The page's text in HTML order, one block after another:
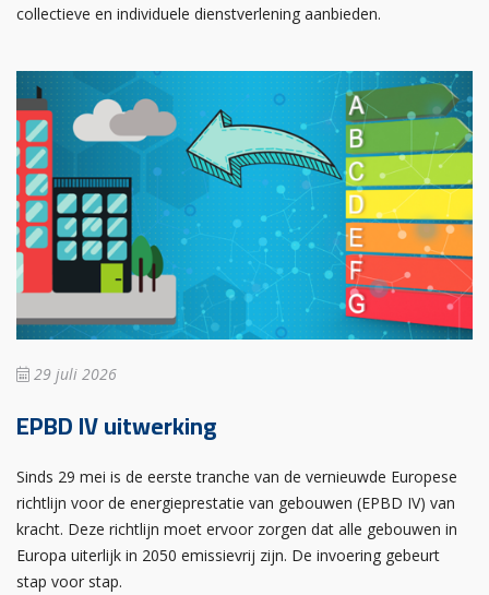
collectieve en individuele dienstverlening aanbieden.
29 juli 2026
EPBD IV uitwerking
Sinds 29 mei is de eerste tranche van de vernieuwde Europese
richtlijn voor de energieprestatie van gebouwen (EPBD IV) van
kracht. Deze richtlijn moet ervoor zorgen dat alle gebouwen in
Europa uiterlijk in 2050 emissievrij zijn. De invoering gebeurt
stap voor stap.